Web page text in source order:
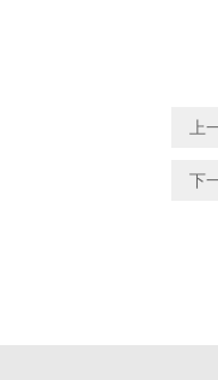
上
下